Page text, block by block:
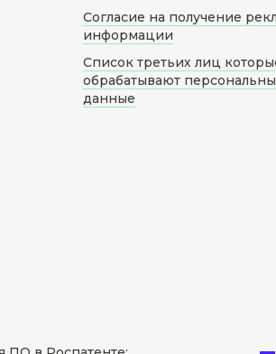
Согласие на получение
информации
Список третьих лиц
обрабатывают
данные